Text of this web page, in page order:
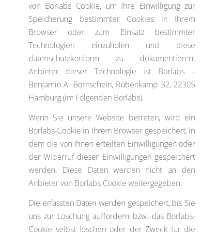
von Borlabs Cookie, um Ihre Einwilligung zur
Speicherung bestimmter Cookies in Ihrem
Browser oder zum Einsatz bestimmter
Technologien einzuholen und diese
datenschutzkonform zu dokumentieren.
Anbieter dieser Technologie ist Borlabs –
Benjamin A. Bornschein, Rübenkamp 32, 22305
Hamburg (im Folgenden Borlabs).
Wenn Sie unsere Website betreten, wird ein
Borlabs-Cookie in Ihrem Browser gespeichert, in
dem die von Ihnen erteilten Einwilligungen oder
der Widerruf dieser Einwilligungen gespeichert
werden. Diese Daten werden nicht an den
Anbieter von Borlabs Cookie weitergegeben.
Die erfassten Daten werden gespeichert, bis Sie
uns zur Löschung auffordern bzw. das Borlabs-
Cookie selbst löschen oder der Zweck für die